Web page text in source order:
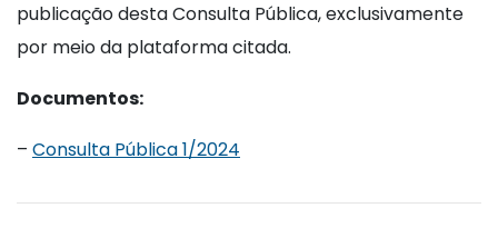
publicação desta Consulta Pública, exclusivamente
por meio da plataforma citada.
Documentos:
– Consulta Pública 1/2024